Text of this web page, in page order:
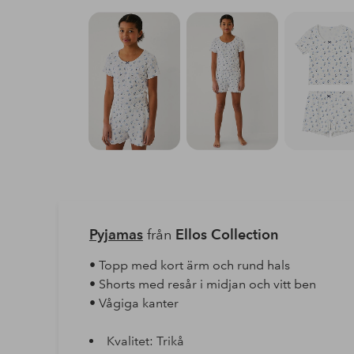
Pyjamasfrån Ellos Collection
• Topp med kort ärm och rund hals
• Shorts med resår i midjan och vitt ben
• Vågiga kanter
Kvalitet: Trikå